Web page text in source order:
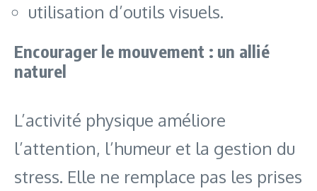
utilisation d’outils visuels.
Encourager le mouvement : un allié
naturel
L’activité physique améliore
l’attention, l’humeur et la gestion du
stress. Elle ne remplace pas les prises